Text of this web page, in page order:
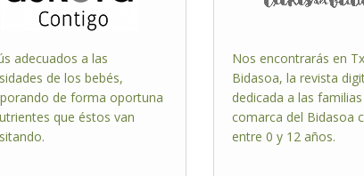
adecuados a las
de los bebés,
de forma oportuna
que éstos van
Nos encontrarás en
Bidasoa, la revista
dedicada a las
comarca del Bidasoa
entre 0 y 12 años.